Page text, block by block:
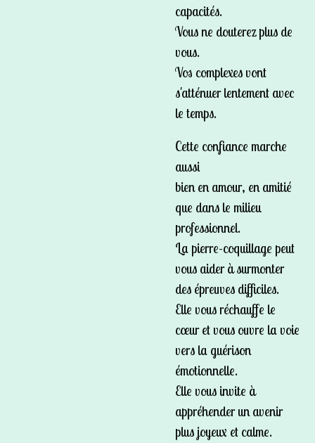
capacités.
Vous ne douterez plus de
vous.
Vos complexes vont
s'atténuer lentement avec
le temps.
Cette confiance marche
aussi
bien en amour, en amitié
que dans le milieu
professionnel.
La pierre-coquillage peut
vous aider à surmonter
des épreuves difficiles.
Elle vous réchauffe le
cœur et vous ouvre la voie
vers la guérison
émotionnelle.
Elle vous invite à
appréhender un avenir
plus joyeux et calme.